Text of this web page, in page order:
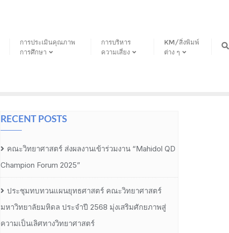
การประเมินคุณภาพ
การศึกษา
การบริหาร
ความเสี่ยง
KM/สิ่งพิมพ์
ต่าง ๆ
RECENT POSTS
คณะวิทยาศาสตร์ ส่งผลงานเข้าร่วมงาน “Mahidol QD
Champion Forum 2025”
ประชุมทบทวนแผนยุทธศาสตร์ คณะวิทยาศาสตร์
มหาวิทยาลัยมหิดล ประจำปี 2568 มุ่งเสริมศักยภาพสู่
ความเป็นเลิศทางวิทยาศาสตร์